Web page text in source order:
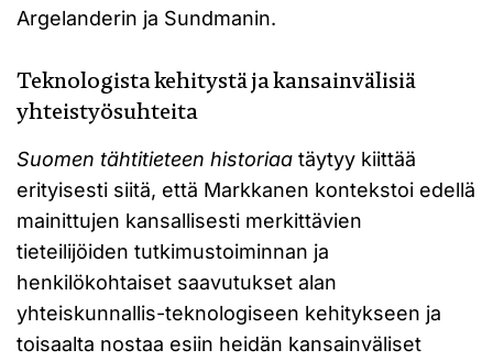
Argelanderin ja Sundmanin.
Teknologista kehitystä ja kansainvälisiä
yhteistyösuhteita
Suomen tähtitieteen historiaa täytyy kiittää
erityisesti siitä, että Markkanen kontekstoi edellä
mainittujen kansallisesti merkittävien
tieteilijöiden tutkimustoiminnan ja
henkilökohtaiset saavutukset alan
yhteiskunnallis-teknologiseen kehitykseen ja
toisaalta nostaa esiin heidän kansainväliset